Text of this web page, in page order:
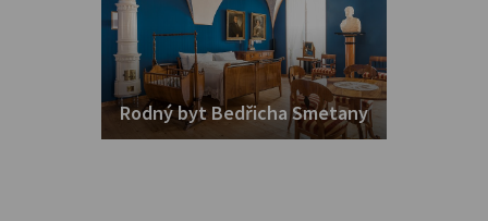
Rodný byt Bedřicha Smetany